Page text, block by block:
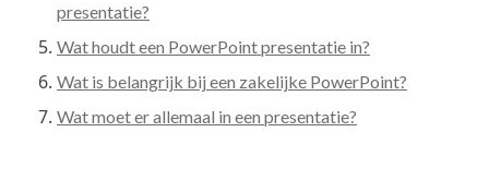
presentatie?
Wat houdt een PowerPoint presentatie in?
Wat is belangrijk bij een zakelijke PowerPoint?
Wat moet er allemaal in een presentatie?